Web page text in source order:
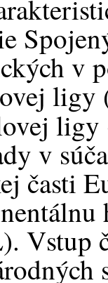
v
ligy
v
časti
Vstup